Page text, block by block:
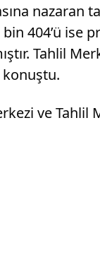
404’ü ise
Tahlil
ve